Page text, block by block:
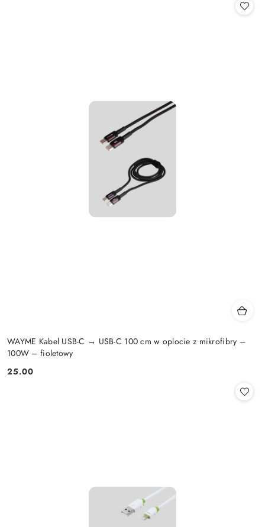
WAYME Kabel USB-C → USB-C 100 cm w oplocie z mikrofibry –
100W – fioletowy
Cena:
25.00